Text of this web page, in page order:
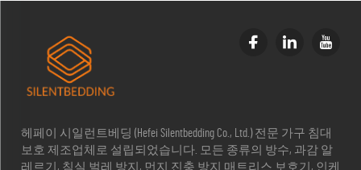
헤페이 시일런트베딩 (Hefei Silentbedding Co., Ltd.) 전문 가구 침대
보호 제조업체로 설립되었습니다. 모든 종류의 방수, 과감 알
레르기, 침실 벌레 방지, 먼지 진충 방지 매트리스 보호기, 인케